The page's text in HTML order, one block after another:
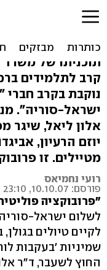
אלון
בגולן -
תוכניתו של משרד
קרב לתלמידים
נוקבת בקרב
ישראל-סוריה".
אלון ליאל, שיגר
יוזם הרעיון,
מטיילים. זו
רועי נחמיאס
פורסם: 10.10.07, 23:10
"פרובוקציה
לשלום ישראל-
שמיניות 'בעקבות
החוץ לשעבר, ד"ר